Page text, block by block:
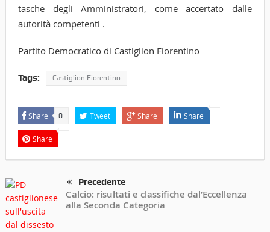
tasche degli Amministratori, come accertato dalle
autorità competenti .
Partito Democratico di Castiglion Fiorentino
Tags: Castiglion Fiorentino
Share 0 Tweet Share Share
Share
Precedente
Calcio: risultati e classifiche dal’Eccellenza
alla Seconda Categoria